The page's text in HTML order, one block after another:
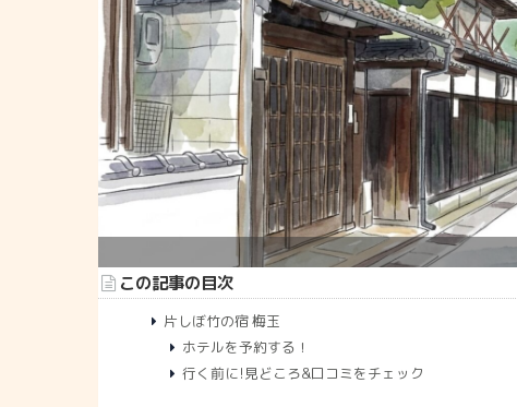
この記事の目次
片しぼ竹の宿 梅玉
ホテルを予約する！
行く前に!見どころ&口コミをチェック